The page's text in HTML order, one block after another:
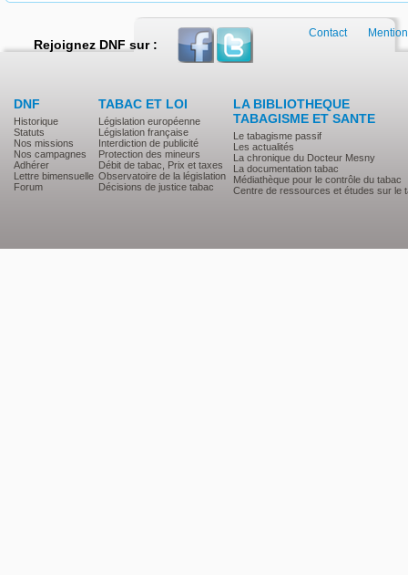
Rejoignez DNF sur :
DNF
Historique
Statuts
Nos missions
Nos campagnes
Adhérer
Lettre bimensuelle
Forum
TABAC ET LOI
Législation européenne
Législation française
Interdiction de publicité
Protection des mineurs
Débit de tabac, Prix et taxes
Observatoire de la législation
Décisions de justice tabac
LA BIBLIOTHEQUE
TABAGISME ET SANTE
Le tabagisme passif
Les actualités
La chronique du Docteur Mesny
La documentation tabac
Médiathèque pour le contrôle du tabac
Centre de ressources et études sur le
Contact